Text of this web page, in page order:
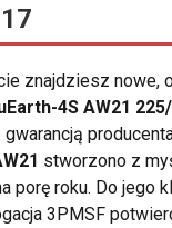
znajdziesz nowe,
4S AW21
stworzono z
porę roku. Do jego
3PMSF